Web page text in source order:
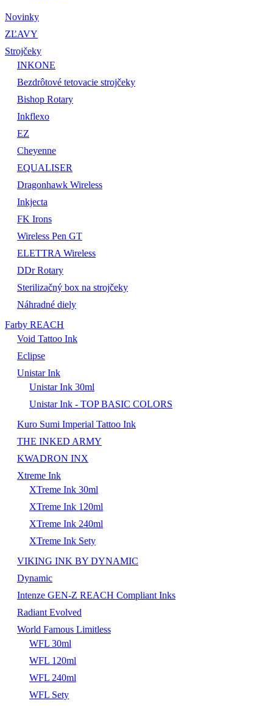
Novinky
ZĽAVY
Strojčeky
INKONE
Bezdrôtové tetovacie strojčeky
Bishop Rotary
Inkflexo
EZ
Cheyenne
EQUALISER
Dragonhawk Wireless
Inkjecta
FK Irons
Wireless Pen GT
ELETTRA Wireless
DDr Rotary
Sterilizačný box na strojčeky
Náhradné diely
Farby REACH
Void Tattoo Ink
Eclipse
Unistar Ink
Unistar Ink 30ml
Unistar Ink - TOP BASIC COLORS
Kuro Sumi Imperial Tattoo Ink
THE INKED ARMY
KWADRON INX
Xtreme Ink
XTreme Ink 30ml
XTreme Ink 120ml
XTreme Ink 240ml
XTreme Ink Sety
VIKING INK BY DYNAMIC
Dynamic
Intenze GEN-Z REACH Compliant Inks
Radiant Evolved
World Famous Limitless
WFL 30ml
WFL 120ml
WFL 240ml
WFL Sety